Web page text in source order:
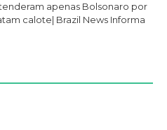
apenas Bolsonaro por
calote| Brazil News Informa